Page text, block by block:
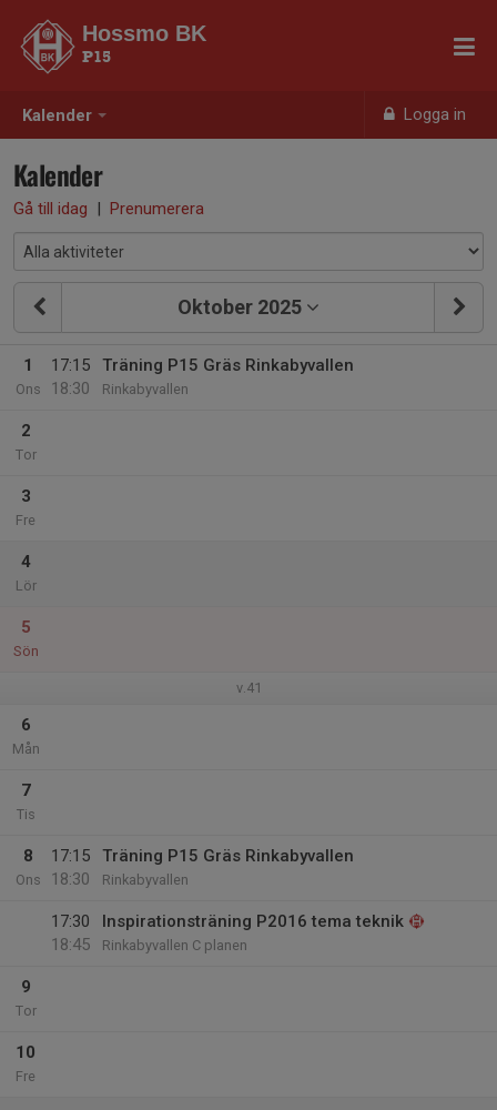
Kalender Logga in
Hossmo BK
P15
Kalender
Gå till idag | Prenumerera
Oktober 2025
1
Ons
17:15
18:30
Träning P15 Gräs Rinkabyvallen
Rinkabyvallen
2
Tor
3
Fre
4
Lör
5
Sön
v.41
6
Mån
7
Tis
8
Ons
17:15
18:30
Träning P15 Gräs Rinkabyvallen
Rinkabyvallen
17:30
18:45
Inspirationsträning P2016 tema teknik
Rinkabyvallen C planen
9
Tor
10
Fre